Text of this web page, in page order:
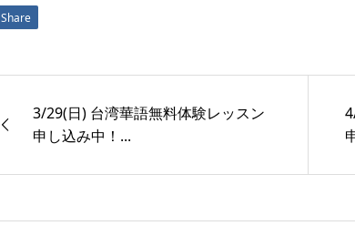
Share
3/29(日) 台湾華語無料体験レッスン
申し込み中！...